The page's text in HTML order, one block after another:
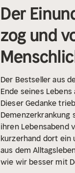
Der
zog und
Der Bestseller aus
Ende seines
Dieser Gedanke
ihren Lebensabend
kurzerhand dort ein
aus dem
wie wir besser mit